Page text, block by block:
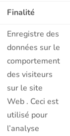
Finalité
Enregistre des
données sur le
comportement
des visiteurs
sur le site
Web . Ceci est
utilisé pour
l’analyse